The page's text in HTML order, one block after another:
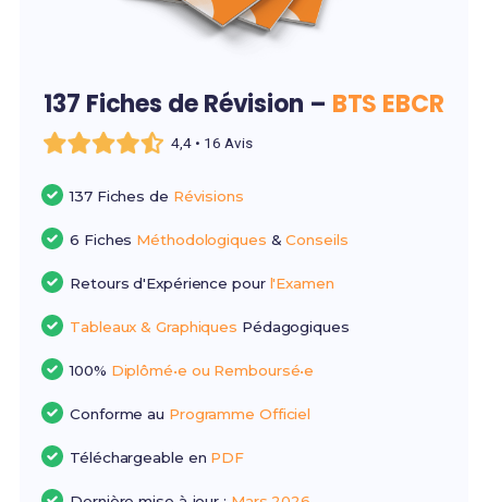
137 Fiches de Révision – BTS EBCR
4,4 • 16 Avis
137 Fiches de Révisions
6 Fiches Méthodologiques &Conseils
Retours d'Expérience pour l'Examen
Tableaux & Graphiques Pédagogiques
100% Diplômé•e ou Remboursé•e
Conforme au Programme Officiel
Téléchargeable en PDF